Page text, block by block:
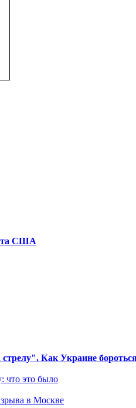
США
Как Украине
что это было
в Москве